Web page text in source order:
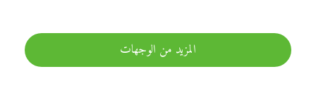
المزيد من الوجهات